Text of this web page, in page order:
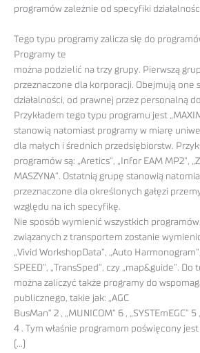
programów zależnie od specyfiki
Tego typu programy zalicza się do
Programy te
można podzielić na trzy grupy. Pierwszą
przeznaczone dla korporacji. Obejmują one
działalności, od prawnej przez personalną
Przykładem tego typu programu jest
stanowią natomiast programy w miarę
dla małych i średnich przedsiębiorstw.
programów są: „Aretics”, „Infor EAM MP2”,
MASZYNA”. Ostatnią grupę stanowią
przeznaczone dla określonych gałęzi
względu na ich specyfikę.
Nie sposób wymienić wszystkich
związanych z transportem zostanie
„Vivid WorkshopData”, „Auto
SPEED”, „TransSped”, czy „map&guide”.
można zaliczyć także programy do
publicznego, takie jak: „AGC
BusMan” 2 , „MUNICOM” 6 , „SYSTEmEGC” 5
4 . Tym właśnie programom poświęcony
(…)